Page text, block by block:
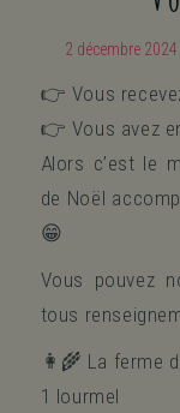
2 décembre 2024
👉 Vous
👉 Vous avez
Alors c’est le
de Noël
😁
Vous pouvez
tous
👩‍🌾 La ferme
1 lourmel